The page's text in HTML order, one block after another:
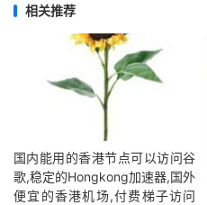
相关推荐
国内能用的香港节点可以访问谷
歌,稳定的Hongkong加速器,国外
便宜的香港机场,付费梯子访问